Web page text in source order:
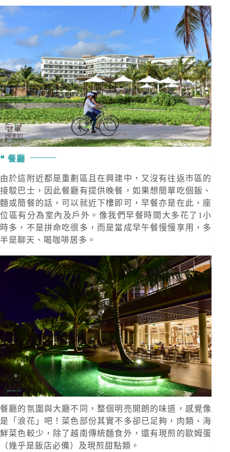
餐廳
由於這附近都是重劃區且在興建中，又沒有往返市區的
接駁巴士，因此餐廳有提供晚餐，如果想簡單吃個飯、
麵或簡餐的話，可以就近下樓即可，早餐亦是在此，座
位區有分為室內及戶外。像我們早餐時間大多花了1小
時多，不是拼命吃很多，而是當成早午餐慢慢享用，多
半是聊天、喝咖啡居多。
餐廳的氛圍與大廳不同，整個明亮開朗的味道，感覺像
是「浪花」吧！菜色部份其實不多卻已足夠，肉類、海
鮮菜色較少，除了越南傳統麵食外，還有現煎的歐姆蛋
（幾乎是飯店必備）及現煎甜點類。